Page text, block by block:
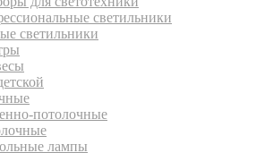
светильники
светильники
потолочные
лампы